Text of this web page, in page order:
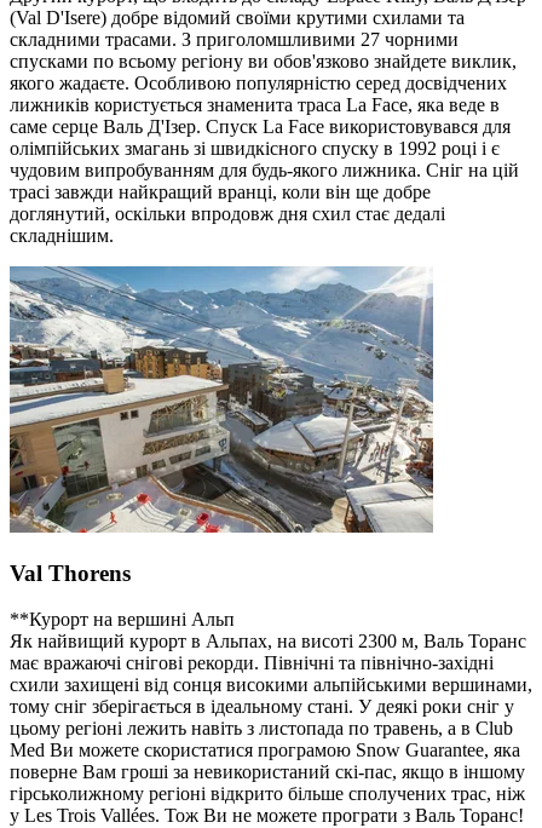
(Val D'Isere) добре відомий своїми крутими схилами та
складними трасами. З приголомшливими 27 чорними
спусками по всьому регіону ви обов'язково знайдете виклик,
якого жадаєте. Особливою популярністю серед досвідчених
лижників користується знаменита траса La Face, яка веде в
саме серце Валь Д'Ізер. Спуск La Face використовувався для
олімпійських змагань зі швидкісного спуску в 1992 році і є
чудовим випробуванням для будь-якого лижника. Сніг на цій
трасі завжди найкращий вранці, коли він ще добре
доглянутий, оскільки впродовж дня схил стає дедалі
складнішим.
Val Thorens
**Курорт на вершині Альп
Як найвищий курорт в Альпах, на висоті 2300 м, Валь Торанс
має вражаючі снігові рекорди. Північні та північно-західні
схили захищені від сонця високими альпійськими вершинами,
тому сніг зберігається в ідеальному стані. У деякі роки сніг у
цьому регіоні лежить навіть з листопада по травень, а в Club
Med Ви можете скористатися програмою Snow Guarantee, яка
поверне Вам гроші за невикористаний скі-пас, якщо в іншому
гірськолижному регіоні відкрито більше сполучених трас, ніж
у Les Trois Vallées. Тож Ви не можете програти з Валь Торанс!